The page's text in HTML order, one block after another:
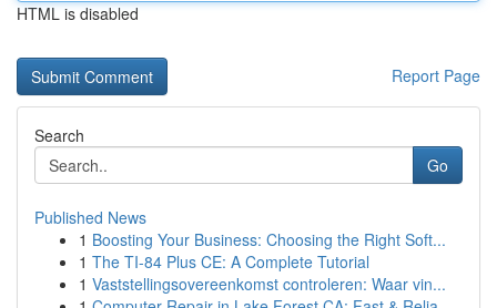
HTML is disabled
Report Page
Search
Go
Published News
1 Boosting Your Business: Choosing the Right Soft...
1 The TI-84 Plus CE: A Complete Tutorial
1 Vaststellingsovereenkomst controleren: Waar vin...